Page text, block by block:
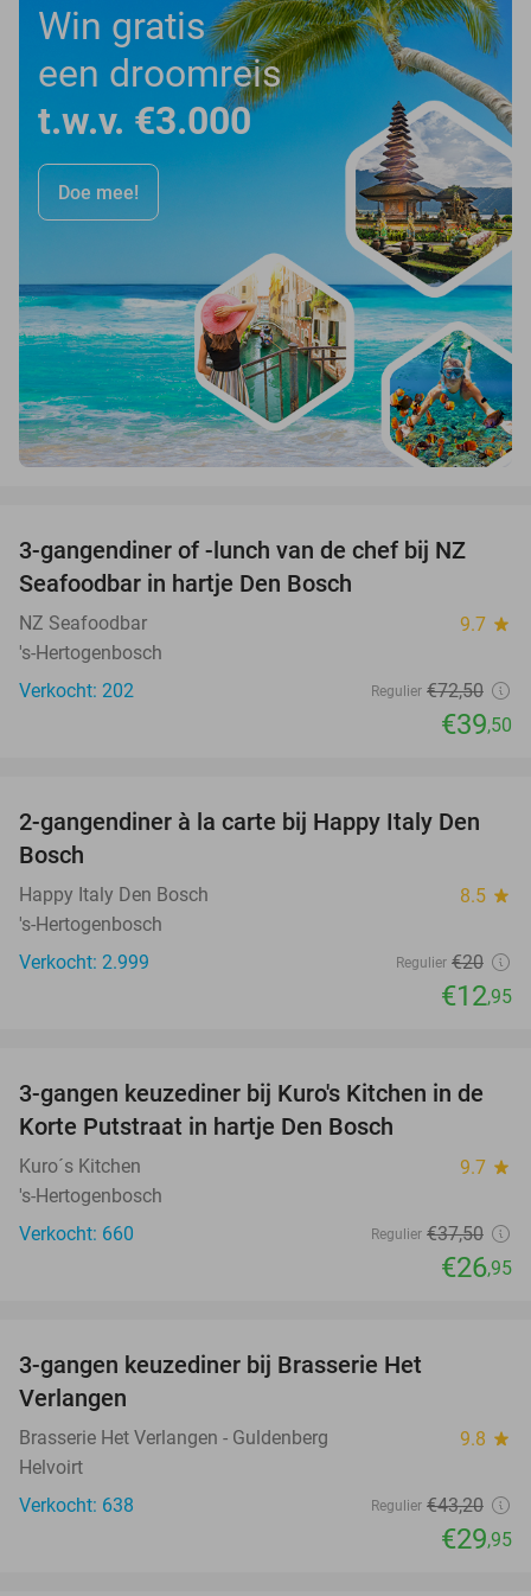
Win gratis
een droomreis
t.w.v. €3.000
Doe mee!
46%
3-gangendiner of -lunch van de chef bij NZ
Seafoodbar in hartje Den Bosch
NZ Seafoodbar 9.7 star
's-Hertogenbosch
Verkocht: 202
Regulier €72,50
€39,50
35%
2-gangendiner à la carte bij Happy Italy Den
Bosch
Happy Italy Den Bosch 8.5 star
's-Hertogenbosch
Verkocht: 2.999
Regulier €20
€12,95
28%
3-gangen keuzediner bij Kuro's Kitchen in de
Korte Putstraat in hartje Den Bosch
Kuro´s Kitchen 9.7 star
's-Hertogenbosch
Verkocht: 660
Regulier €37,50
€26,95
3-gangen keuzediner bij Brasserie Het
Verlangen
Brasserie Het Verlangen - Guldenberg 9.8 star
Helvoirt
Verkocht: 638
Regulier €43,20
€29,95